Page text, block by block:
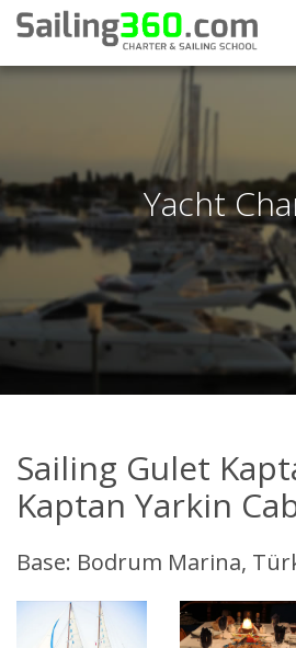
Yacht
Sailing Gulet
Kaptan Yarkin
Base: Bodrum Marina,